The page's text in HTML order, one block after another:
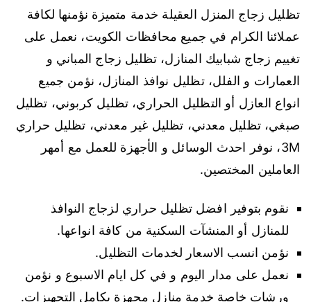
تظليل زجاج المنزل العقيلة خدمة متميزة نؤمنها لكافة
عملائنا الكرام في جميع محافظات الكويت، نعمل على
تغييم زجاج شبابيك المنازل، تظليل زجاج المباني و
العمارات و الفلل، تظليل نوافذ المنازل، نؤمن جميع
انواع العازل أو التظليل الحراري، تظليل كربوني، تظليل
صبغي، تظليل معدني، تظليل غير معدني، تظليل حراري
3M، نوفر احدث الوسائل و الأجهزة للعمل مع أمهر
العاملين المختصين.
نقوم بتوفير افضل تظليل حراري لزجاج النوافذ
للمنازل أو المنشآت السكنية من كافة انواعها.
نؤمن انسب الاسعار لخدمات التظليل.
نعمل على مدار اليوم و في كل ايام الاسبوع و نؤمن
ورشات خاصة خدمة منازل مجهزة بكامل التجهيزات.